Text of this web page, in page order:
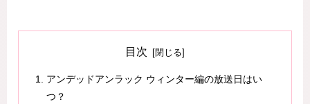
目次
アンデッドアンラック ウィンター編の放送日はい
つ？